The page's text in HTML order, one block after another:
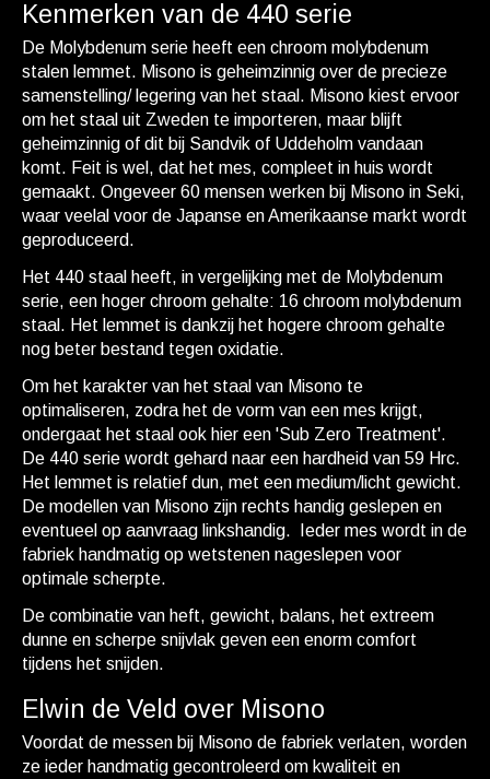
Kenmerken van de 440 serie
De Molybdenum serie heeft een chroom molybdenum
stalen lemmet. Misono is geheimzinnig over de precieze
samenstelling/ legering van het staal. Misono kiest ervoor
om het staal uit Zweden te importeren, maar blijft
geheimzinnig of dit bij Sandvik of Uddeholm vandaan
komt. Feit is wel, dat het mes, compleet in huis wordt
gemaakt. Ongeveer 60 mensen werken bij Misono in Seki,
waar veelal voor de Japanse en Amerikaanse markt wordt
geproduceerd.
Het 440 staal heeft, in vergelijking met de Molybdenum
serie, een hoger chroom gehalte: 16 chroom molybdenum
staal. Het lemmet is dankzij het hogere chroom gehalte
nog beter bestand tegen oxidatie.
Om het karakter van het staal van Misono te
optimaliseren, zodra het de vorm van een mes krijgt,
ondergaat het staal ook hier een 'Sub Zero Treatment'.
De 440 serie wordt gehard naar een hardheid van 59 Hrc.
Het lemmet is relatief dun, met een medium/licht gewicht.
De modellen van Misono zijn rechts handig geslepen en
eventueel op aanvraag linkshandig. Ieder mes wordt in de
fabriek handmatig op wetstenen nageslepen voor
optimale scherpte.
De combinatie van heft, gewicht, balans, het extreem
dunne en scherpe snijvlak geven een enorm comfort
tijdens het snijden.
Elwin de Veld over Misono
Voordat de messen bij Misono de fabriek verlaten, worden
ze ieder handmatig gecontroleerd om kwaliteit en